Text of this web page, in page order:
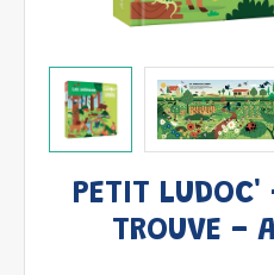
PETIT LUDOC'
TROUVE -